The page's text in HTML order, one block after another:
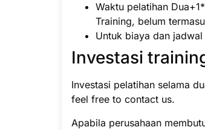
Waktu pelatihan
Training, belum
Untuk biaya dan
Investasi
Investasi pelatihan selama
feel free to contact us.
Apabila perusahaan